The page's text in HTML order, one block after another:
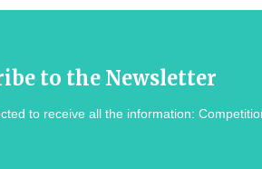
to the Newsletter
to receive all the information: